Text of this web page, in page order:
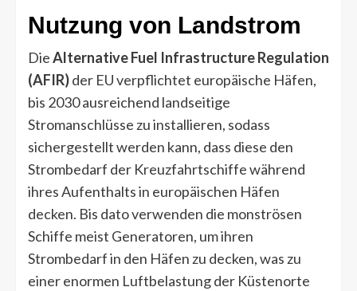
Nutzung von Landstrom
DieAlternative Fuel Infrastructure Regulation
(AFIR)der EU verpflichtet europäische Häfen,
bis 2030 ausreichend landseitige
Stromanschlüsse zu installieren, sodass
sichergestellt werden kann, dass diese den
Strombedarf der Kreuzfahrtschiffe während
ihres Aufenthalts in europäischen Häfen
decken. Bis dato verwenden die monströsen
Schiffe meist Generatoren, um ihren
Strombedarf in den Häfen zu decken, was zu
einer enormen Luftbelastung der Küstenorte